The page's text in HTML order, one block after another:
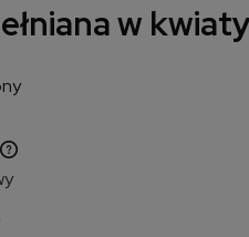
w